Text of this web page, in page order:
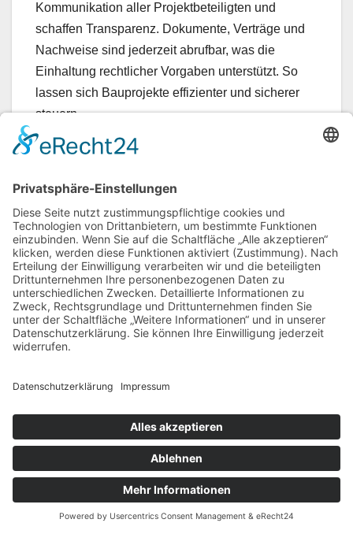
Kommunikation aller Projektbeteiligten und
schaffen Transparenz. Dokumente, Verträge und
Nachweise sind jederzeit abrufbar, was die
Einhaltung rechtlicher Vorgaben unterstützt. So
lassen sich Bauprojekte effizienter und sicherer
steuern.
Darüber hinaus ermöglicht die Datenanalyse
Bauzeiten. Frühzeitige Warnungen vor Risiken
erlauben gezielte Gegenmaßnahmen.
Digitalisierung ist somit ein Schlüssel, um die
Herausforderungen von Rohstoffpreisen und
Rechtsvorgaben zu meistern.
Schulungen und
Qualifizierung für digitale
Der Wandel erfordert neue Kenntnisse bei allen
Beteiligten. Regelmäßige Schulungen zu digitalen
Tools und rechtlichen Neuerungen sind
unverzichtbar. Nur so kann die Technik effektiv
genutzt und Fehler vermieden werden.